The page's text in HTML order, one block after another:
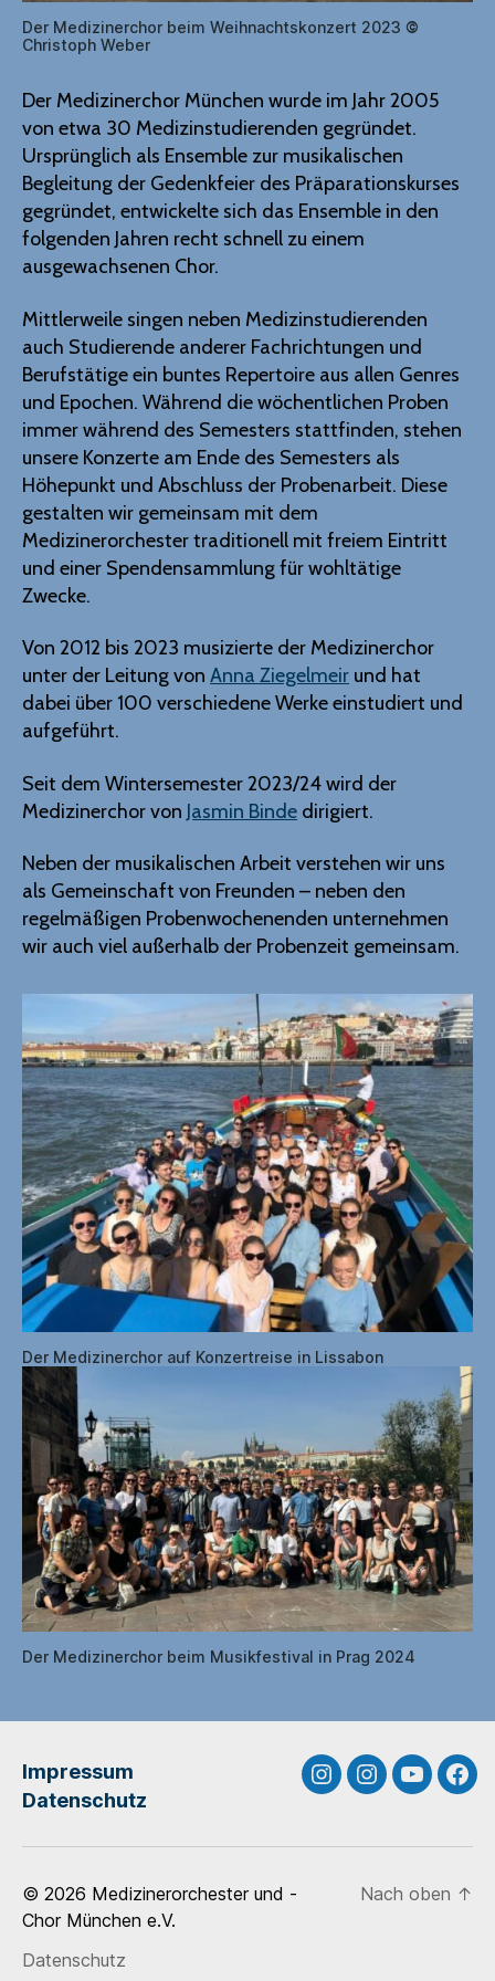
Der Medizinerchor beim Weihnachtskonzert 2023 ©
Christoph Weber
Der Medizinerchor München wurde im Jahr 2005
von etwa 30 Medizinstudierenden gegründet.
Ursprünglich als Ensemble zur musikalischen
Begleitung der Gedenkfeier des Präparationskurses
gegründet, entwickelte sich das Ensemble in den
folgenden Jahren recht schnell zu einem
ausgewachsenen Chor.
Mittlerweile singen neben Medizinstudierenden
auch Studierende anderer Fachrichtungen und
Berufstätige ein buntes Repertoire aus allen Genres
und Epochen. Während die wöchentlichen Proben
immer während des Semesters stattfinden, stehen
unsere Konzerte am Ende des Semesters als
Höhepunkt und Abschluss der Probenarbeit. Diese
gestalten wir gemeinsam mit dem
Medizinerorchester traditionell mit freiem Eintritt
und einer Spendensammlung für wohltätige
Zwecke.
Von 2012 bis 2023 musizierte der Medizinerchor
unter der Leitung von Anna Ziegelmeir und hat
dabei über 100 verschiedene Werke einstudiert und
aufgeführt.
Seit dem Wintersemester 2023/24 wird der
Medizinerchor von Jasmin Binde dirigiert.
Neben der musikalischen Arbeit verstehen wir uns
als Gemeinschaft von Freunden – neben den
regelmäßigen Probenwochenenden unternehmen
wir auch viel außerhalb der Probenzeit gemeinsam.
Der Medizinerchor auf Konzertreise in Lissabon
Der Medizinerchor beim Musikfestival in Prag 2024
Impressum
Datenschutz
Medizinerchor
© 2026 Medizinerorchester und -
Chor München e.V.
Datenschutz
Nach oben ↑